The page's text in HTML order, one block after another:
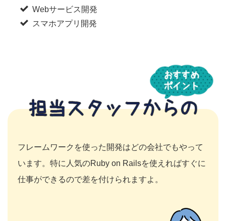
Webサービス開発
スマホアプリ開発
フレームワークを使った開発はどの会社でもやって
います。特に人気のRuby on Railsを使えればすぐに
仕事ができるので差を付けられますよ。